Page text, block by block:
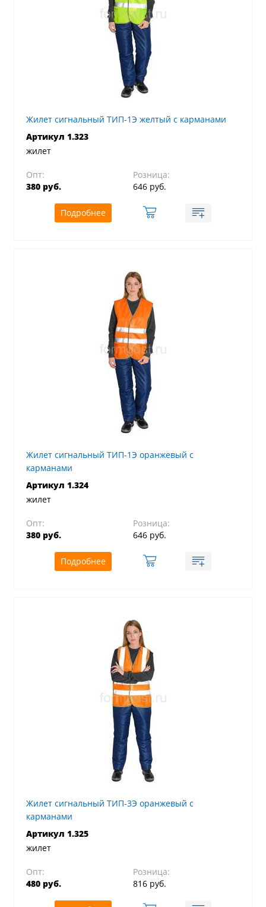
Жилет сигнальный ТИП-1Э желтый с карманами
Артикул 1.323
жилет
Опт:
380 руб.
Розница:
646 руб.
Подробнее
Жилет сигнальный ТИП-1Э оранжевый с
карманами
Артикул 1.324
жилет
Опт:
380 руб.
Розница:
646 руб.
Подробнее
Жилет сигнальный ТИП-3Э оранжевый с
карманами
Артикул 1.325
жилет
Опт:
480 руб.
Розница:
816 руб.